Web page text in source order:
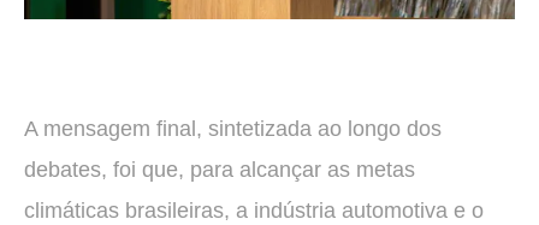
A mensagem final, sintetizada ao longo dos
debates, foi que, para alcançar as metas
climáticas brasileiras, a indústria automotiva e o